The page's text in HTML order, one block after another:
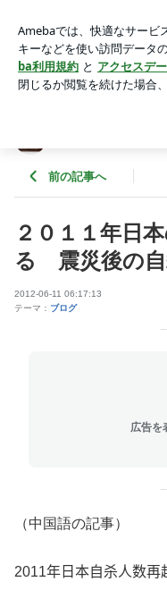
日中ニュース比べ読み
アプリをダウンロードして
ょう。
前の記事へ
２０１１年日
る 震災後の自
2012-06-11 06:17:13
テーマ： ブログ
広告を
（中国語の記事）
2011年日本自杀人数再